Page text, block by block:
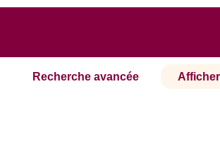
Recherche avancée